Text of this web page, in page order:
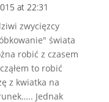
at 22:31
zwycięzcy
świata
robić z czasem
to robić
z kwiatka na
Jednak